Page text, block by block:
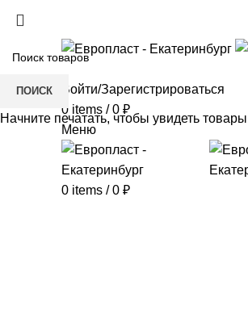
Войти/Зарегистрироваться
0 items / 0 ₽
Меню
0 items / 0 ₽
ПОИСК
Начните печатать, чтобы увидеть